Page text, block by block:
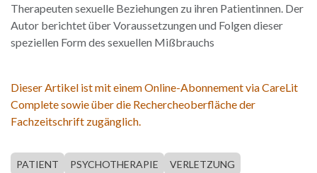
Therapeuten sexuelle Beziehungen zu ihren Patientinnen. Der
Autor berichtet über Voraussetzungen und Folgen dieser
speziellen Form des sexuellen Mißbrauchs
Dieser Artikel ist mit einem Online-Abonnement via CareLit
Complete sowie über die Rechercheoberfläche der
Fachzeitschrift zugänglich.
PATIENT PSYCHOTHERAPIE
VERLETZUNG